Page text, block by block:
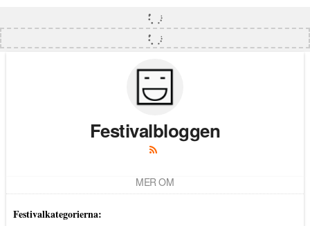
Festivalbloggen
MER OM
Festivalkategorierna: